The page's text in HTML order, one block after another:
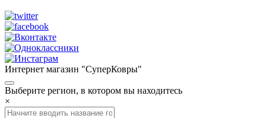
Интернет магазин "СуперКовры"
Выберите регион, в котором вы находитесь
×